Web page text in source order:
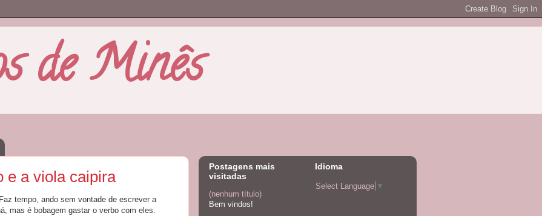
de Minês
e a viola caipira
tempo, ando sem vontade de escrever a
mas é bobagem gastar o verbo com eles.
Postagens mais
visitadas
(nenhum título)
Bem vindos!
Idioma
Select Language ▼